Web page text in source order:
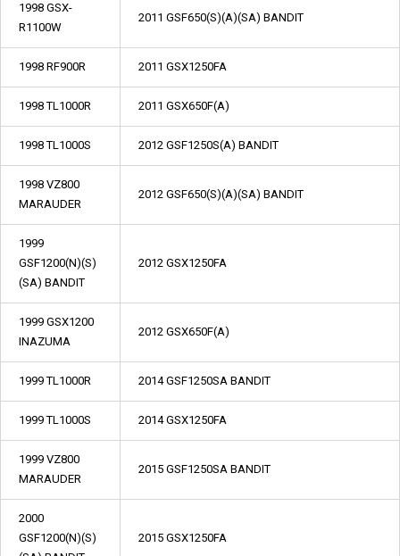
1998 GSX-
R1100W
2011 GSF650(S)(A)(SA) BANDIT
1998 RF900R 2011 GSX1250FA
1998 TL1000R 2011 GSX650F(A)
1998 TL1000S 2012 GSF1250S(A) BANDIT
1998 VZ800
MARAUDER
2012 GSF650(S)(A)(SA) BANDIT
1999
GSF1200(N)(S)
(SA) BANDIT
2012 GSX1250FA
1999 GSX1200
INAZUMA
2012 GSX650F(A)
1999 TL1000R 2014 GSF1250SA BANDIT
1999 TL1000S 2014 GSX1250FA
1999 VZ800
MARAUDER
2015 GSF1250SA BANDIT
2000
GSF1200(N)(S)
2015 GSX1250FA